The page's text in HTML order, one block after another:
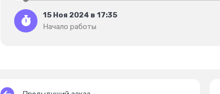
15 Ноя 2024 в 17:35
Начало работы